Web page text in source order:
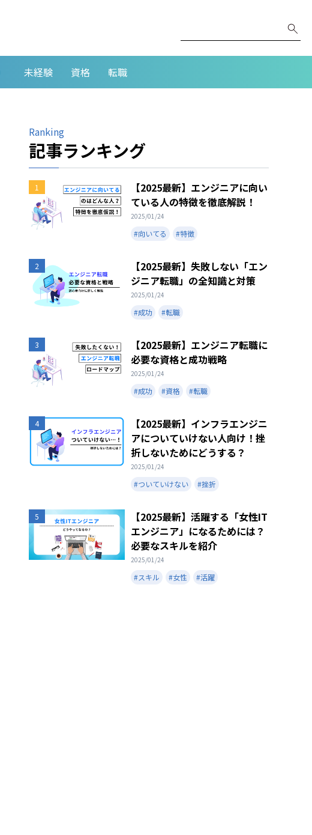
未経験 資格 転職
Ranking
記事ランキング
1
【2025最新】エンジニアに向い
ている人の特徴を徹底解説！
2025/01/24
#向いてる #特徴
2
【2025最新】失敗しない「エン
ジニア転職」の全知識と対策
2025/01/24
#成功 #転職
3
【2025最新】エンジニア転職に
必要な資格と成功戦略
2025/01/24
#成功 #資格 #転職
4
【2025最新】インフラエンジニ
アについていけない人向け！挫
折しないためにどうする？
2025/01/24
#ついていけない #挫折
5
【2025最新】活躍する「女性IT
エンジニア」になるためには？
必要なスキルを紹介
2025/01/24
#スキル #女性 #活躍